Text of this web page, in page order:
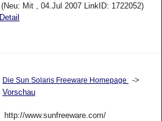
(Neu: Mit , 04.Jul 2007 LinkID: 1722052)
Detail
Die Sun Solaris Freeware Homepage
->
Vorschau
http://www.sunfreeware.com/